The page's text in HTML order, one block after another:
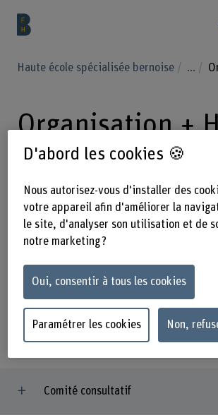
Haute école spécialisée bernoise ...
Organisation +
L’École supérieure du Bois
affiliée au département
bois et génie civil de la
spécialisée bernoise BFH.
l’union de ces ressources,
compétence et d’innovation
Bienne connait un
national et international.
Comité consultatif
D'abord les cookies 🍪
Nous autorisez-vous d'installer des
votre appareil afin d'améliorer la
le site, d'analyser son utilisation et de
notre marketing ?
Oui, consentir à tous les cookies
Paramétrer les cookies Non,